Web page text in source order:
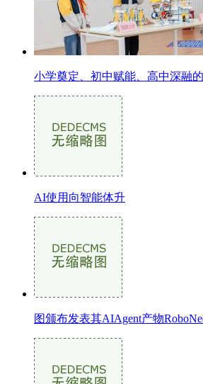
小学奠定、初中赋能、高中深融
AI使用向智能体升
图颁布发表其AIAgent产物